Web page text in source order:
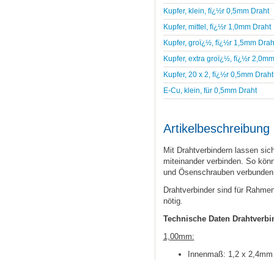
Kupfer, klein, fï¿½r 0,5mm Draht
Kupfer, mittel, fï¿½r 1,0mm Draht
Kupfer, groï¿½, fï¿½r 1,5mm
Kupfer, extra groï¿½, fï¿½r
Kupfer, 20 x 2, fï¿½r 0,5mm Draht
E-Cu, klein, für 0,5mm Draht
Artikelbeschreibung
Mit Drahtverbindern lassen
miteinander verbinden. So
und Ösenschrauben
Drahtverbinder sind für
nötig.
Technische Daten
1,00mm:
Innenmaß: 1,2 x 2,4mm